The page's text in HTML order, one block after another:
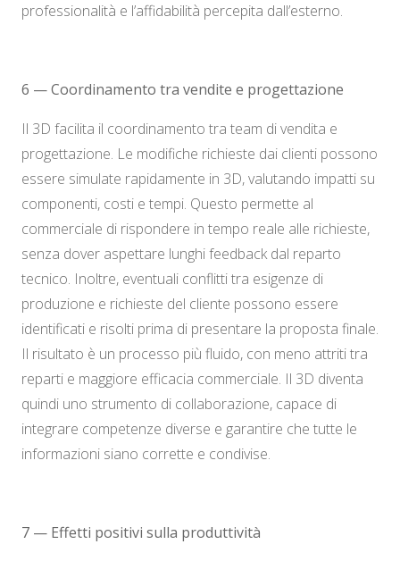
professionalità e l’affidabilità percepita dall’esterno.
6 — Coordinamento tra vendite e progettazione
Il 3D facilita il coordinamento tra team di vendita e
progettazione. Le modifiche richieste dai clienti possono
essere simulate rapidamente in 3D, valutando impatti su
componenti, costi e tempi. Questo permette al
commerciale di rispondere in tempo reale alle richieste,
senza dover aspettare lunghi feedback dal reparto
tecnico. Inoltre, eventuali conflitti tra esigenze di
produzione e richieste del cliente possono essere
identificati e risolti prima di presentare la proposta finale.
Il risultato è un processo più fluido, con meno attriti tra
reparti e maggiore efficacia commerciale. Il 3D diventa
quindi uno strumento di collaborazione, capace di
integrare competenze diverse e garantire che tutte le
informazioni siano corrette e condivise.
7 — Effetti positivi sulla produttività